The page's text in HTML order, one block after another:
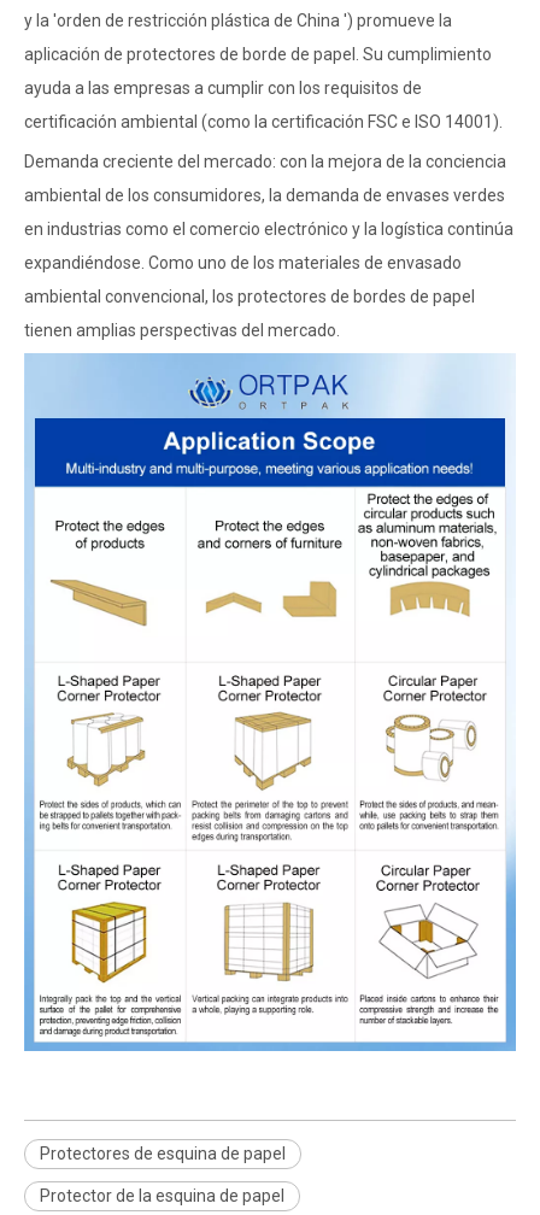
y la 'orden de restricción plástica de China ') promueve la
aplicación de protectores de borde de papel. Su cumplimiento
ayuda a las empresas a cumplir con los requisitos de
certificación ambiental (como la certificación FSC e ISO 14001).
Demanda creciente del mercado: con la mejora de la conciencia
ambiental de los consumidores, la demanda de envases verdes
en industrias como el comercio electrónico y la logística continúa
expandiéndose. Como uno de los materiales de envasado
ambiental convencional, los protectores de bordes de papel
tienen amplias perspectivas del mercado.
Protectores de esquina de papel
Protector de la esquina de papel